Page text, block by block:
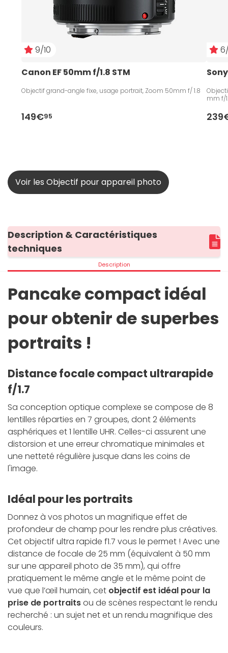
9/10
Canon EF 50mm f/1.8 STM
Objectif grand-angle fixe, usage portrait, Zoom 50mm f/ 1.8
149€95
mm f/
Voir les Objectif pour appareil photo
Description & Caractéristiques
techniques
Description
Pancake compact idéal
pour obtenir de superbes
portraits !
Distance focale compact ultrarapide
f/1.7
Sa conception optique complexe se compose de 8
lentilles réparties en 7 groupes, dont 2 éléments
asphériques et 1 lentille UHR. Celles-ci assurent une
distorsion et une erreur chromatique minimales et
une netteté régulière jusque dans les coins de
l'image.
Idéal pour les portraits
Donnez à vos photos un magnifique effet de
profondeur de champ pour les rendre plus créatives.
Cet objectif ultra rapide f1.7 vous le permet ! Avec une
distance de focale de 25 mm (équivalent à 50 mm
sur une appareil photo de 35 mm), qui offre
pratiquement le même angle et le même point de
vue que l’œil humain, cet objectif est idéal pour la
prise de portraitsou de scènes respectant le rendu
recherché : un sujet net et un rendu magnifique des
couleurs.